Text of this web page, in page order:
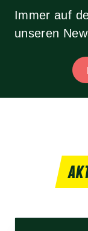
Immer auf
unseren